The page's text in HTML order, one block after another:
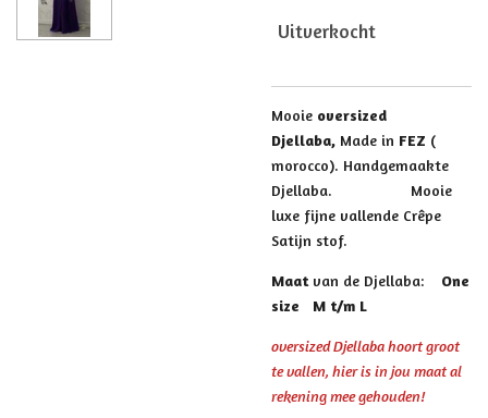
Uitverkocht
Mooie oversized
Djellaba, Made in FEZ (
morocco). Handgemaakte
Djellaba. Mooie
luxe fijne vallende Crêpe
Satijn stof.
Maat van de Djellaba: One
size M t/m L
oversized Djellaba hoort groot
te vallen, hier is in jou maat al
rekening mee gehouden!